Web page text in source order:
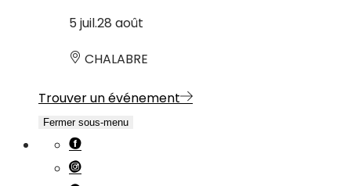
5 juil.28 août
CHALABRE
Trouver un événement
Fermer sous-menu